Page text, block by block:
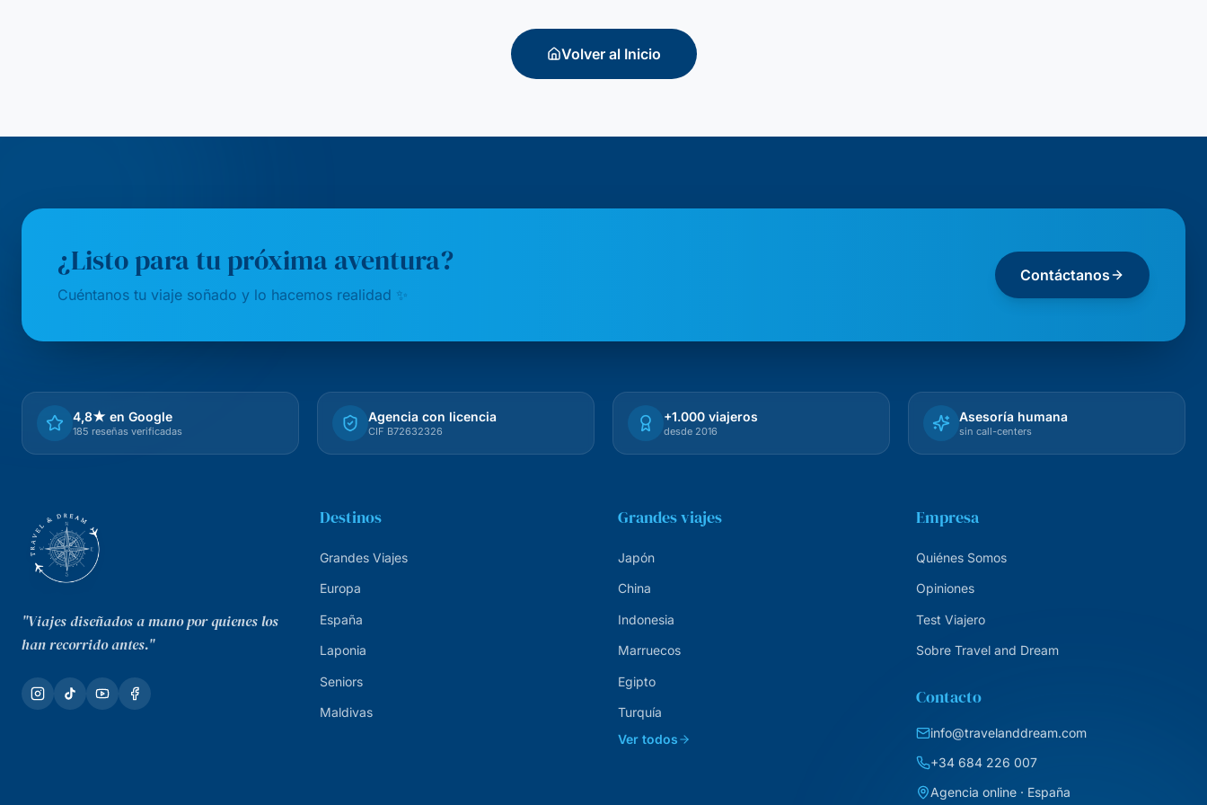
Volver al Inicio
¿Listo para tu próxima aventura?
Cuéntanos tu viaje soñado y lo hacemos realidad ✨
Contáctanos
4,8★ en Google
185 reseñas verificadas
Agencia con licencia
CIF B72632326
+1.000 viajeros
desde 2016
Asesoría humana
sin call-centers
"Viajes diseñados a mano por quienes los
han recorrido antes."
Destinos
Grandes Viajes
Europa
España
Laponia
Seniors
Maldivas
Grandes viajes
Japón
China
Indonesia
Marruecos
Egipto
Turquía
Ver todos
Empresa
Quiénes Somos
Opiniones
Test Viajero
Sobre Travel and Dream
Contacto
info@travelanddream.com
+34 684 226 007
Agencia online · España